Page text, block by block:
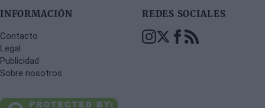
INFORMACIÓN
Contacto
Legal
Publicidad
Sobre nosotros
REDES SOCIALES